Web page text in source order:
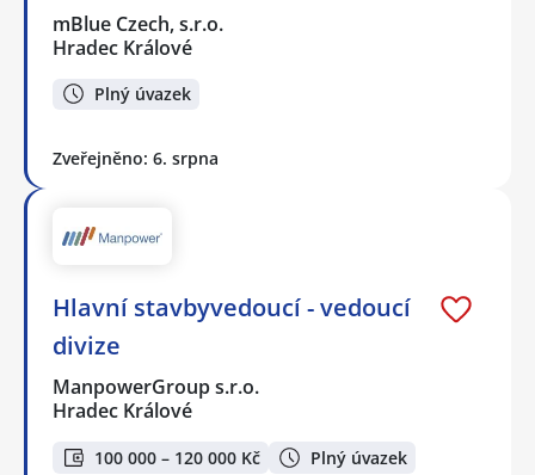
mBlue Czech, s.r.o.
Hradec Králové
Plný úvazek
Zveřejněno: 6. srpna
Hlavní stavbyvedoucí - vedoucí
divize
ManpowerGroup s.r.o.
Hradec Králové
100 000 – 120 000 Kč Plný úvazek